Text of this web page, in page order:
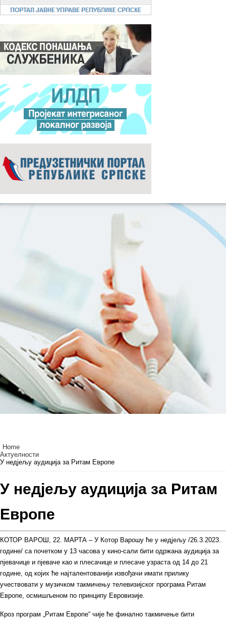
Home
Актуелности
У недјељу аудиција за Ритам Европе
У недјељу аудиција за Ритам
Европе
КОТОР ВАРОШ, 22. МАРТА – У Котор Варошу ће у недјељу /26.3.2023.
године/ са почетком у 13 часова у кино-сали бити одржана аудиција за
пјевачице и пјеваче као и плесачице и плесаче узраста од 14 до 21
године, од којих ће најталентованији извођачи имати прилику
учествовати у музичком такмичењу телевизијског програма Ритам
Европе, осмишљеном по принципу Евровизије.
Кроз програм „Ритам Европе“ чије ће финално такмичење бити